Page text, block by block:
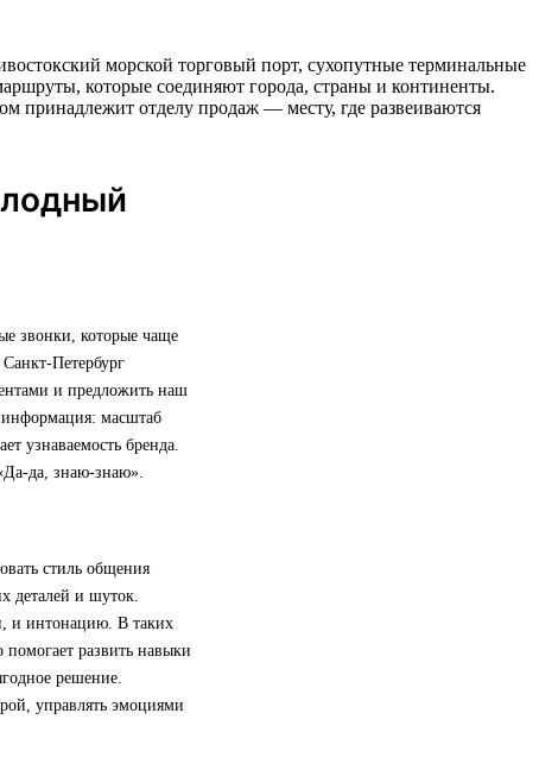
морской торговый порт, сухопутные терминальные
которые соединяют города, страны и континенты.
принадлежит отделу продаж — месту, где развеиваются
звонки, которые чаще
Петербург
и предложить наш
информация: масштаб
узнаваемость бренда.
да, знаю-знаю».
стиль общения
деталей и шуток.
и интонацию. В таких
развить навыки
решение.
управлять эмоциями